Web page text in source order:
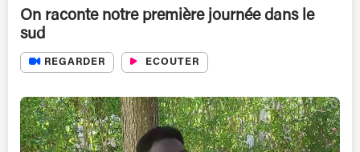
On raconte notre première journée dans le
sud
REGARDER ECOUTER